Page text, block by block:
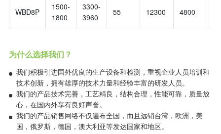
WBD8P
1500-
1800
3300-
3960
55 12300 4800
为什么选择我们？
我们积极引进国外优良的生产设备和检测，重视企业人员培训和
技术创新，拥有雄厚的技术力量和经验丰富的研发人员。
我们的产品技术完善，工艺精良，结构合理，性能可靠，质量放
心，在国内外享有良好声誉。
我们的产品销售网络不仅遍布全国，而且远销台湾，欧洲，美
国，俄罗斯，德国，澳大利亚等发达国家和地区。